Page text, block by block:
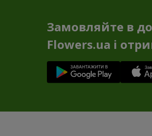
Замовляйте в
Flowers.ua і